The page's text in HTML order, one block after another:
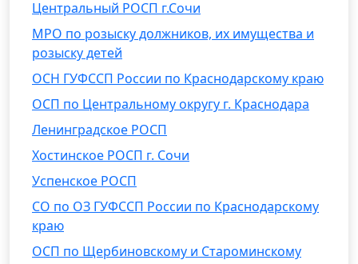
Центральный РОСП г.Сочи
МРО по розыску должников, их имущества и
розыску детей
ОСН ГУФССП России по Краснодарскому краю
ОСП по Центральному округу г. Краснодара
Ленинградское РОСП
Хостинское РОСП г. Сочи
Успенское РОСП
СО по ОЗ ГУФССП России по Краснодарскому
краю
ОСП по Щербиновскому и Староминскому